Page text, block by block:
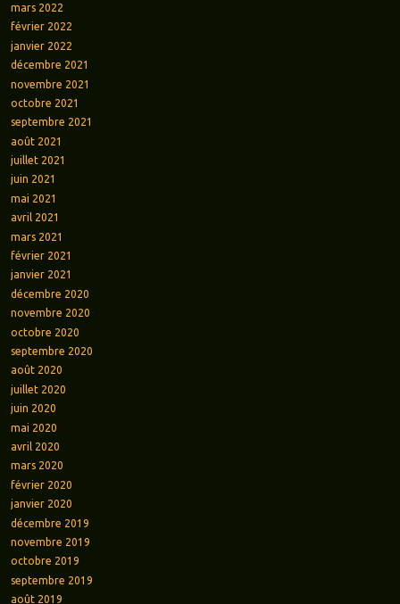
mars 2022
février 2022
janvier 2022
décembre 2021
novembre 2021
octobre 2021
septembre 2021
août 2021
juillet 2021
juin 2021
mai 2021
avril 2021
mars 2021
février 2021
janvier 2021
décembre 2020
novembre 2020
octobre 2020
septembre 2020
août 2020
juillet 2020
juin 2020
mai 2020
avril 2020
mars 2020
février 2020
janvier 2020
décembre 2019
novembre 2019
octobre 2019
septembre 2019
août 2019